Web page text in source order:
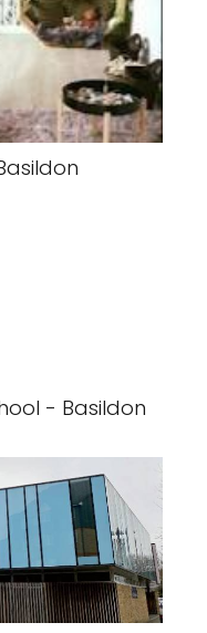
- Basildon